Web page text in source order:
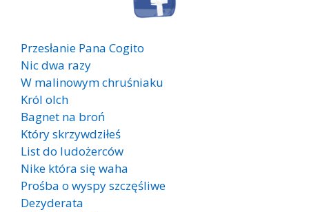
Przesłanie Pana Cogito
Nic dwa razy
W malinowym chruśniaku
Król olch
Bagnet na broń
Który skrzywdziłeś
List do ludożerców
Nike która się waha
Prośba o wyspy szczęśliwe
Dezyderata